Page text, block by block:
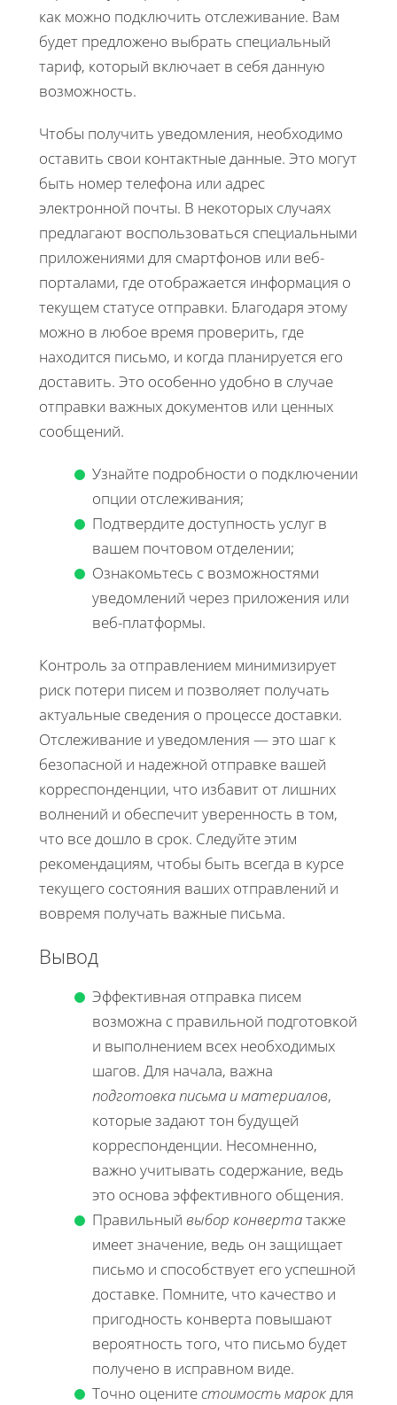
как можно подключить отслеживание. Вам
будет предложено выбрать специальный
тариф, который включает в себя данную
возможность.
Чтобы получить уведомления, необходимо
оставить свои контактные данные. Это могут
быть номер телефона или адрес
электронной почты. В некоторых случаях
предлагают воспользоваться специальными
приложениями для смартфонов или веб-
порталами, где отображается информация о
текущем статусе отправки. Благодаря этому
можно в любое время проверить, где
находится письмо, и когда планируется его
доставить. Это особенно удобно в случае
отправки важных документов или ценных
сообщений.
Узнайте подробности о подключении
опции отслеживания;
Подтвердите доступность услуг в
вашем почтовом отделении;
Ознакомьтесь с возможностями
уведомлений через приложения или
веб-платформы.
Контроль за отправлением минимизирует
риск потери писем и позволяет получать
актуальные сведения о процессе доставки.
Отслеживание и уведомления — это шаг к
безопасной и надежной отправке вашей
корреспонденции, что избавит от лишних
волнений и обеспечит уверенность в том,
что все дошло в срок. Следуйте этим
рекомендациям, чтобы быть всегда в курсе
текущего состояния ваших отправлений и
вовремя получать важные письма.
Вывод
Эффективная отправка писем
возможна с правильной подготовкой
и выполнением всех необходимых
шагов. Для начала, важна
подготовка письма и материалов,
которые задают тон будущей
корреспонденции. Несомненно,
важно учитывать содержание, ведь
это основа эффективного общения.
Правильный выбор конвертатакже
имеет значение, ведь он защищает
письмо и способствует его успешной
доставке. Помните, что качество и
пригодность конверта повышают
вероятность того, что письмо будет
получено в исправном виде.
Точно оценитестоимость марокдля